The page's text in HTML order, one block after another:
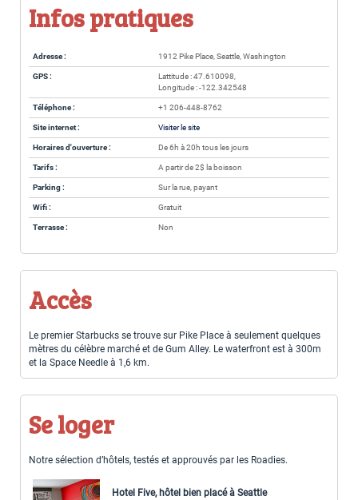
Infos pratiques
Adresse : 1912 Pike Place, Seattle, Washington
GPS :
Lattitude : 47.610098,
Longitude : -122.342548
Téléphone : +1 206-448-8762
Site internet : Visiter le site
Horaires d'ouverture : De 6h à 20h tous les jours
Tarifs : A partir de 2$ la boisson
Parking : Sur la rue, payant
Wifi : Gratuit
Terrasse : Non
Accès
Le premier Starbucks se trouve sur Pike Place à seulement quelques
mètres du célèbre marché et de Gum Alley. Le waterfront est à 300m
et la Space Needle à 1,6 km.
Se loger
Notre sélection d’hôtels, testés et approuvés par les Roadies.
Hotel Five, hôtel bien placé à Seattle